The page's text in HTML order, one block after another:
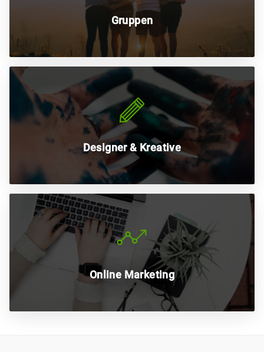
Gruppen
sie mit einer kostenlosen Kampagne.
Designer & Kreative
Gründe dein eigenes kleines Label und vertreibe deine
kreativen Designs unkompliziert und kostenfrei via
Kampagne oder Shop.
Online Marketing
Noch nie war es so einfach, online Geld zu verdienen:
Bestimme deine Nischen-Zielgruppe, erstelle
passende Designs und vermarkte sie.